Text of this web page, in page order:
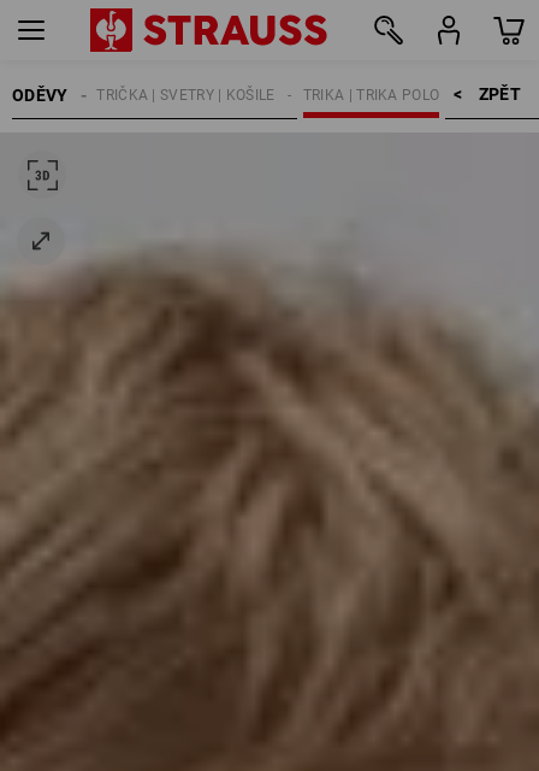
ODĚVY ZPĚT    >
TRIKA | TRIKA POLO
TRIČKA | SVETRY | KOŠILE
DĚTI